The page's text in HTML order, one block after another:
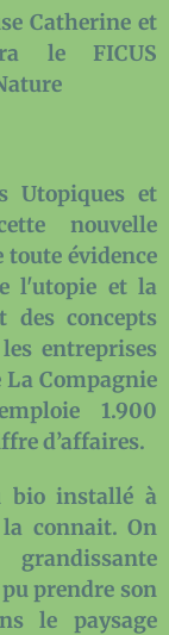
Catherine et
le FICUS
Utopiques et
nouvelle
évidence
l'utopie et la
des concepts
entreprises
Compagnie
1.900
d’affaires.
bio installé à
connait. On
prendre son
le paysage